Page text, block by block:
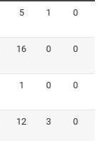
5 1 0
16 0 0
1 0 0
12 3 0